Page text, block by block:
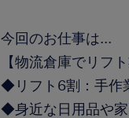
今回のお仕事は...
【物流倉庫でリフ
◆リフト6割：手作
◆身近な日用品や